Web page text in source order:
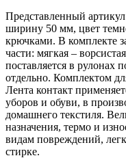
Представленный
ширину 50 мм, цвет
крючками. В комплекте
части: мягкая –
поставляется в рулонах
отдельно. Комплектом
Лента контакт
уборов и обуви, в
домашнего текстиля.
назначения, термо и
видам повреждений,
стирке.